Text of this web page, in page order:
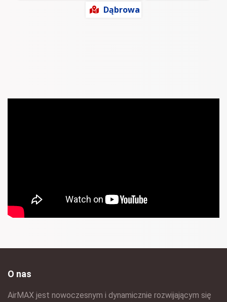
Dąbrowa
O nas
AirMAX jest nowoczesnym i dynamicznie rozwijającym się